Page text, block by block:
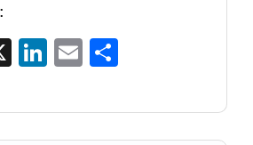
LinkedIn
Email